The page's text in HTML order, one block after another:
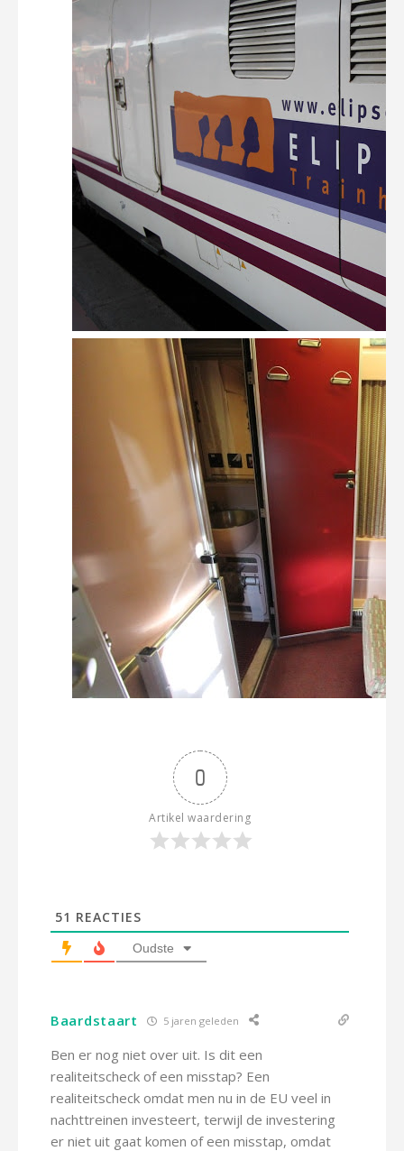
0
Artikel waardering
51 REACTIES
Oudste
Baardstaart 5 jaren geleden
Ben er nog niet over uit. Is dit een
realiteitscheck of een misstap? Een
realiteitscheck omdat men nu in de EU veel in
nachttreinen investeert, terwijl de investering
er niet uit gaat komen of een misstap, omdat